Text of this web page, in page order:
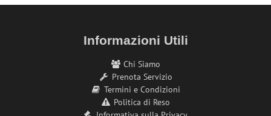
Informazioni Utili
Chi Siamo
Prenota Servizio
Termini e Condizioni
Politica di Reso